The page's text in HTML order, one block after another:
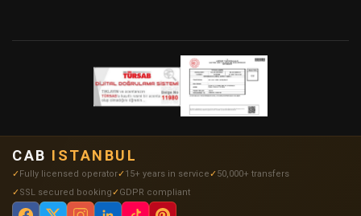
CAB ISTANBUL
Fully licensed operator 15+ years in service
50,000+ transfers
SSL secured booking
GDPR compliant